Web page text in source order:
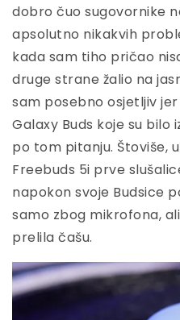
dobro čuo sugovornike
apsolutno nikakvih
kada sam tiho pričao
druge strane žalio na
sam posebno osjetljiv
Galaxy Buds koje su
po tom pitanju. Štoviše,
Freebuds 5i prve
napokon svoje Budsice
samo zbog mikrofona,
prelila čašu.